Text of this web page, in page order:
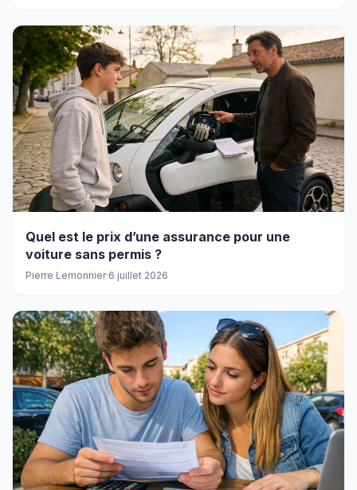
Quel est le prix d’une assurance pour une
voiture sans permis ?
Pierre Lemonnier·6 juillet 2026